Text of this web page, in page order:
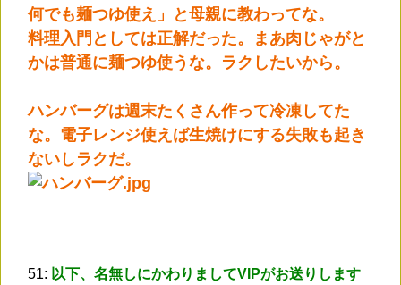
何でも麺つゆ使え」と母親に教わってな。
料理入門としては正解だった。まあ肉じゃがと
かは普通に麺つゆ使うな。ラクしたいから。
ハンバーグは週末たくさん作って冷凍してた
な。電子レンジ使えば生焼けにする失敗も起き
ないしラクだ。
51: 以下、名無しにかわりましてVIPがお送りします